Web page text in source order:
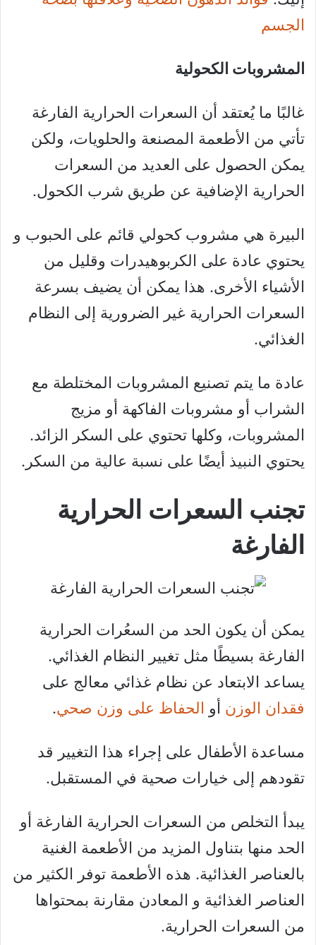
الجسم
المشروبات الكحولية
غالبًا ما يُعتقد أن السعرات الحرارية الفارغة
تأتي من الأطعمة المصنعة والحلويات، ولكن
يمكن الحصول على العديد من السعرات
الحرارية الإضافية عن طريق شرب الكحول.
البيرة هي مشروب كحولي قائم على الحبوب و
يحتوي عادة على الكربوهيدرات وقليل من
الأشياء الأخرى. هذا يمكن أن يضيف بسرعة
السعرات الحرارية غير الضرورية إلى النظام
الغذائي.
عادة ما يتم تصنيع المشروبات المختلطة مع
الشراب أو مشروبات الفاكهة أو مزيج
المشروبات، وكلها تحتوي على السكر الزائد.
يحتوي النبيذ أيضًا على نسبة عالية من السكر.
تجنب السعرات الحرارية
الفارغة
يمكن أن يكون الحد من السعُرات الحرارية
الفارغة بسيطًا مثل تغيير النظام الغذائي.
يساعد الابتعاد عن نظام غذائي معالج على
فقدان الوزن أو الحفاظ على وزن صحي.
مساعدة الأطفال على إجراء هذا التغيير قد
تقودهم إلى خيارات صحية في المستقبل.
يبدأ التخلص من السعرات الحرارية الفارغة أو
الحد منها بتناول المزيد من الأطعمة الغنية
بالعناصر الغذائية. هذه الأطعمة توفر الكثير من
العناصر الغذائية و المعادن مقارنة بمحتواها
من السعرات الحرارية.